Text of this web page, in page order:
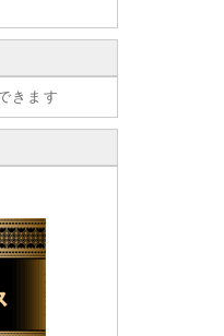
きます